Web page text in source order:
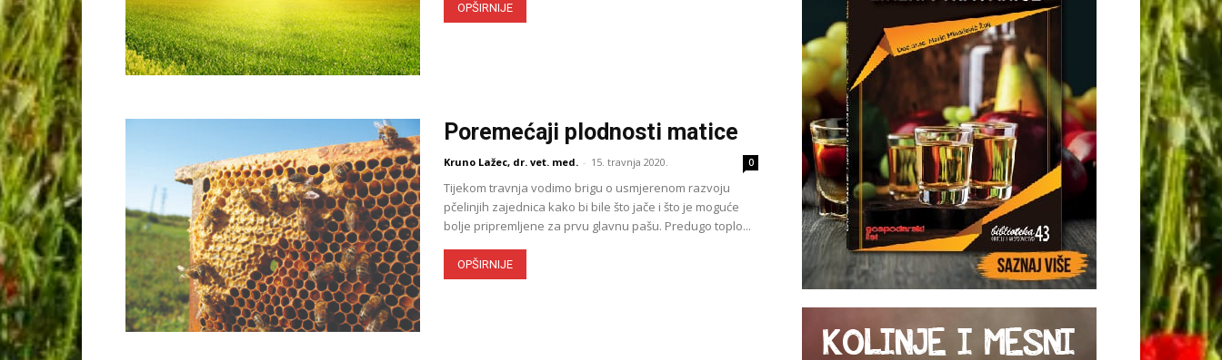
OPŠIRNIJE
Poremećaji plodnosti matice
Kruno Lažec, dr. vet. med. - 15. travnja 2020. 0
Tijekom travnja vodimo brigu o usmjerenom razvoju
pčelinjih zajednica kako bi bile što jače i što je moguće
bolje pripremljene za prvu glavnu pašu. Predugo toplo...
OPŠIRNIJE